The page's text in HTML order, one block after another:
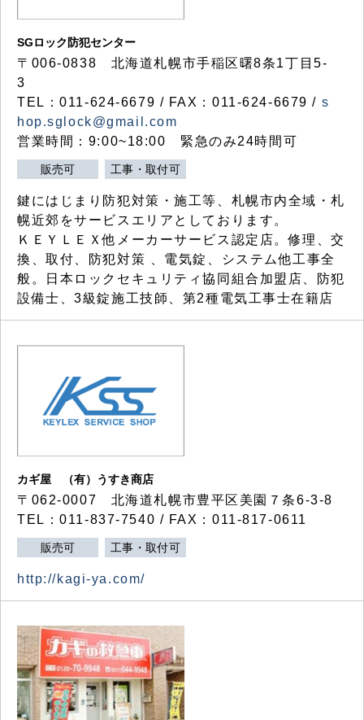
SGロック防犯センター
〒006-0838 北海道札幌市手稲区曙8条1丁目5-
3
TEL：011-624-6679 / FAX：011-624-6679 / s
hop.sglock@gmail.com
営業時間：9:00~18:00 緊急のみ24時間可
販売可 工事・取付可
鍵にはじまり防犯対策・施工等、札幌市内全域・札
幌近郊をサービスエリアとしております。
ＫＥＹＬＥＸ他メーカーサービス認定店。修理、交
換、取付、防犯対策 、電気錠、システム他工事全
般。日本ロックセキュリティ協同組合加盟店、防犯
設備士、3級錠施工技師、第2種電気工事士在籍店
カギ屋 （有）うすき商店
〒062-0007 北海道札幌市豊平区美園７条6-3-8
TEL：011-837-7540 / FAX：011-817-0611
販売可 工事・取付可
http://kagi-ya.com/